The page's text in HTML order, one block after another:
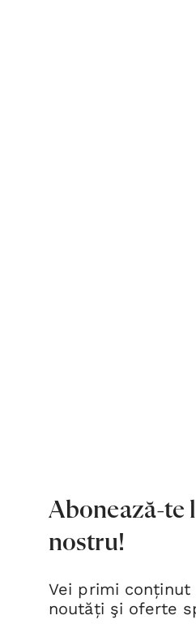
Abonează-te
nostru!
Vei primi
noutăți şi oferte